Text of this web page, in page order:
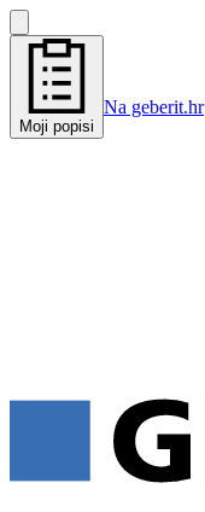
Moji popisi
Na geberit.hr